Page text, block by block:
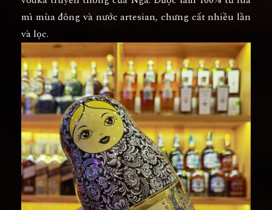
mì mùa đông và nước artesian, chưng cất nhiều lần
và lọc.